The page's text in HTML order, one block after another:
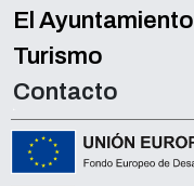
El Ayuntamiento
Turismo
Contacto